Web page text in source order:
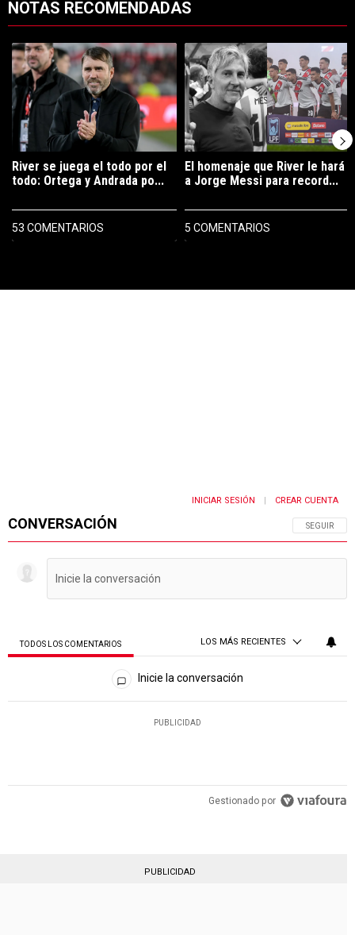
NOTAS RECOMENDADAS
Un artículo de tendencia con el título "River se juega el todo por el
River se juega el todo por el
todo: Ortega y Andrada po...
53 COMENTARIOS
Un artículo de tendencia con el
El homenaje que River le hará
a Jorge Messi para record...
5 COMENTARIOS
CONVERSACIÓN SIGA ESTA
SEGUIR
INICIAR SESIÓN CREAR CUENTA
TODOS LOS COMENTARIOS LOS MÁS RECIENTES
Todos los comentarios
Inicie la conversación
PUBLICIDAD
Gestionado por
PUBLICIDAD